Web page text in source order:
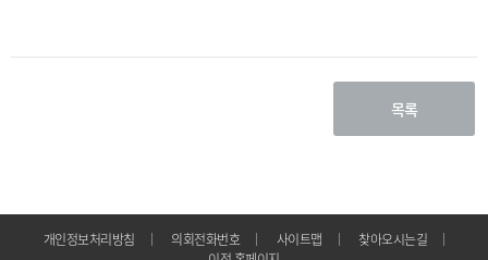
목록
개인정보처리방침 의회전화번호 사이트맵
찾아오시는길